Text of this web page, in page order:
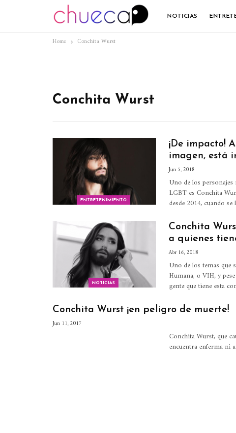
NOTICIAS
Home Conchita Wurst
Conchita Wurst
ENTRETENIMIENTO
¡De impacto!
imagen, está
Jun 5, 2018
Uno de los
LGBT es Conchita
desde 2014, cuando
NOTICIAS
Conchita
a quienes
Abr 16, 2018
Uno de los temas que
Humana, o VIH, y
gente que tiene esta
Conchita Wurst ¡en peligro de muerte!
Jun 11, 2017
Conchita Wurst, que
encuentra enferma ni